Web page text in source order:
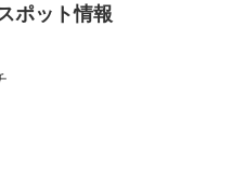
ポット情報